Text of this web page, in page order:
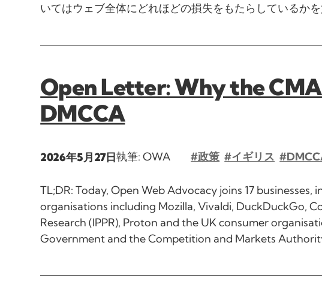
いてはウェブ全体にどれほどの損失をもたらしているか
Open Letter: Why the
DMCCA
2026年5月27日執筆: OWA #政策 #イギリス
TL;DR: Today, Open Web Advocacy joins 17
organisations including Mozilla, Vivaldi, DuckDuckGo,
Research (IPPR), Proton and the UK consumer
Government and the Competition and Markets